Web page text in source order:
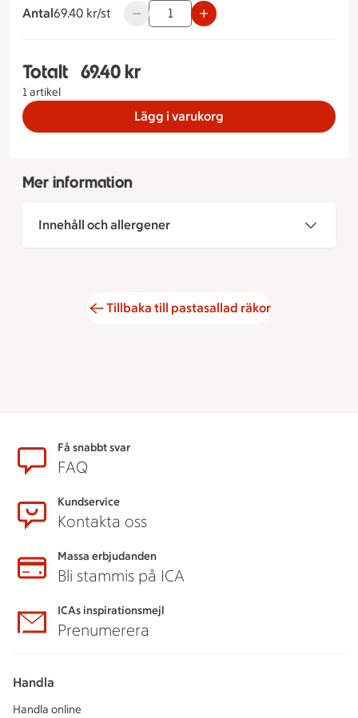
Antal
69.40 kronor styck
69.40 kr/st Använd knapparna för att minska
Totalt
1 artikel
Totalt 1 stycken Pastasallad räkor, 69.40 kronor
69.40 kr
Lägg i varukorg
Mer information
Innehåll och allergener
Tillbaka till pastasallad räkor
SidfotFå snabbt svar
FAQ
Kundservice
Kontakta oss
Massa erbjudanden
Bli stammis på ICA
ICAs inspirationsmejl
Prenumerera
Handla
Handla online